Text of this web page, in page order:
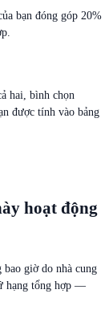
bạn đóng góp 20%
hai, bình chọn
được tính vào bảng
hoạt động
giờ do nhà cung
hạng tổng hợp —